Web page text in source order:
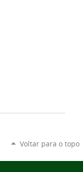
Voltar para o topo